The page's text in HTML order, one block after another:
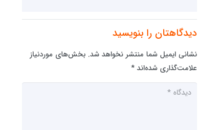
دیدگاهتان را بنویسید
نشانی ایمیل شما منتشر نخواهد شد. بخش‌های موردنیاز
علامت‌گذاری شده‌اند *